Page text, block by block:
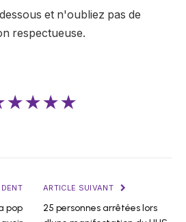
et n'oubliez pas de
respectueuse.
pop
ARTICLE SUIVANT
25 personnes arrêtées lors